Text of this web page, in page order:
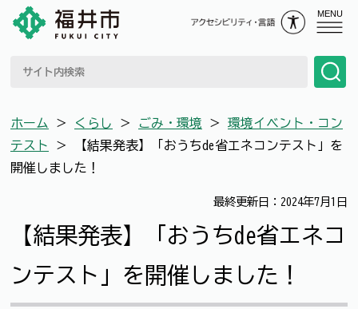
MENU
ホーム ＞ くらし ＞ ごみ・環境 ＞ 環境イベント・コン
テスト
＞
【結果発表】「おうちde省エネコンテスト」を
開催しました！
最終更新日：2024年7月1日
【結果発表】「おうちde省エネコ
ンテスト」を開催しました！